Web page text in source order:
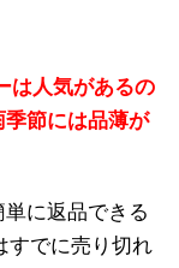
は人気があるの
節には品薄が
に返品できる
すでに売り切れ